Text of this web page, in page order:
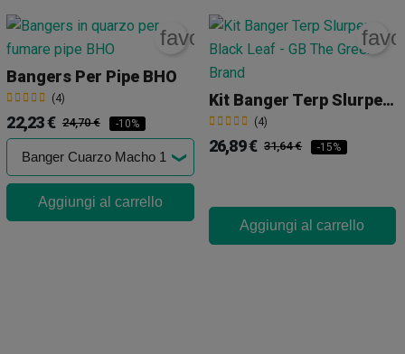
Bangers Per Pipe BHO
(4)
favorite_border
22,23 € 24,70 € -10%
Aggiungi al carrello
Kit Banger Terp Slurper Black Leaf
(4)
26,89 € 31,64 € -15%
Aggiungi al carrello